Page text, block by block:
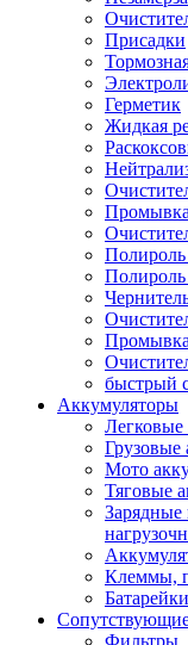
Присадки
Герметик
Жидкая
Промывка
Полироль
быстрый
Аккумуляторы
Легковые
Грузовые
Мото
Тяговые
Зарядные
Клеммы,
Фильтры